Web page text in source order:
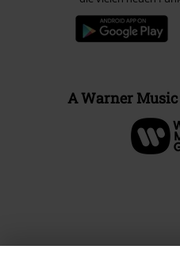
A Warner Music